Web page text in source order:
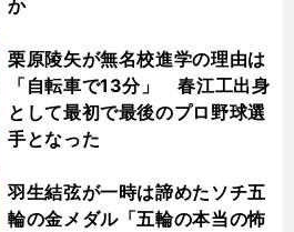
か
栗原陵矢が無名校進学の理由は
「自転車で13分」 春江工出身
として最初で最後のプロ野球選
手となった
羽生結弦が一時は諦めたソチ五
輪の金メダル「五輪の本当の怖